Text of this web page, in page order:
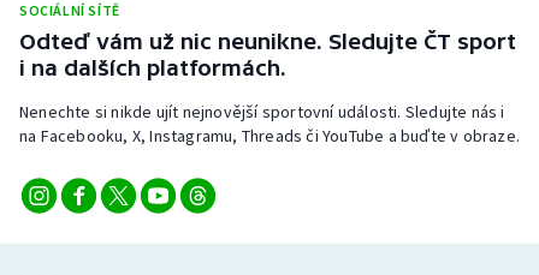
SOCIÁLNÍ SÍTĚ
Odteď vám už nic neunikne. Sledujte ČT sport
i na dalších platformách.
Nenechte si nikde ujít nejnovější sportovní události. Sledujte nás i
na Facebooku, X, Instagramu, Threads či YouTube a buďte v obraze.